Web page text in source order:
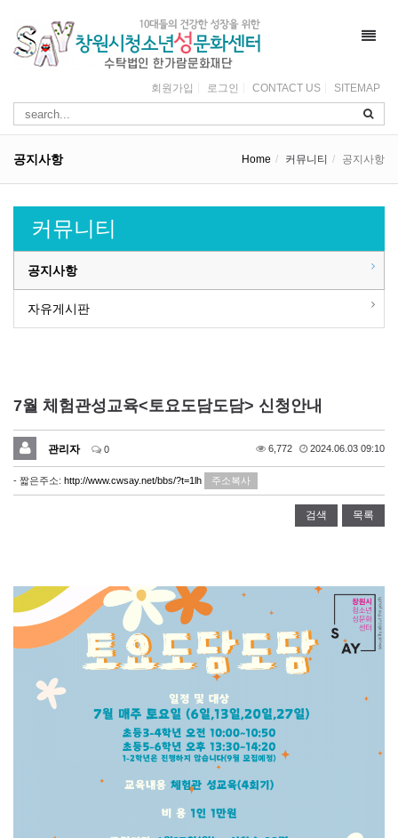
회원가입 로그인 CONTACT US SITEMAP
공지사항 Home 커뮤니티 공지사항
커뮤니티
공지사항
자유게시판
7월 체험관성교육<토요도담도담> 신청안내
관리자 0 6,772 2024.06.03 09:10
- 짧은주소: http://www.cwsay.net/bbs/?t=1lh 주소복사
검색 목록